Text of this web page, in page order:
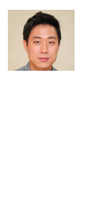
극한 폭염에 바
도